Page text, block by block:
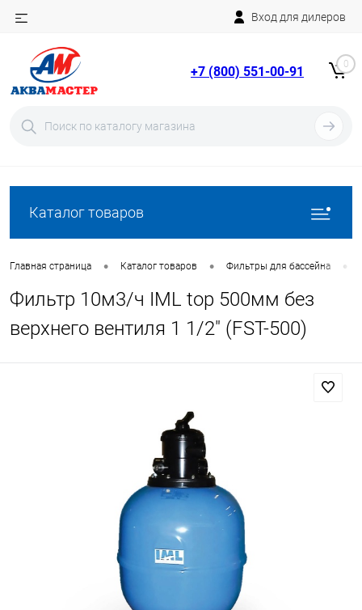
Вход для дилеров
+7 (800) 551-00-91 0
Каталог товаров
Главная страница • Каталог товаров • Фильтры для бассейна •
Фильтр 10м3/ч IML top 500мм без
верхнего вентиля 1 1/2" (FST-500)